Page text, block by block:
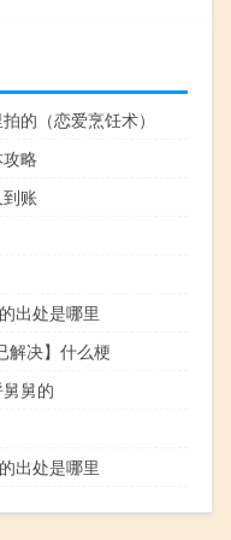
的（恋爱烹饪术）
略
账
出处是哪里
解决】什么梗
舅的
出处是哪里